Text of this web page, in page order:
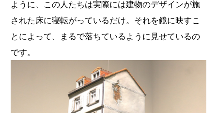
ように、この人たちは実際には建物のデザインが施
された床に寝転がっているだけ。それを鏡に映すこ
とによって、まるで落ちているように見せているの
です。